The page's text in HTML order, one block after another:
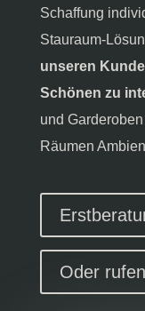
Schaffung
Stauraum-
unseren
Schönen zu
und
Räumen
Oder